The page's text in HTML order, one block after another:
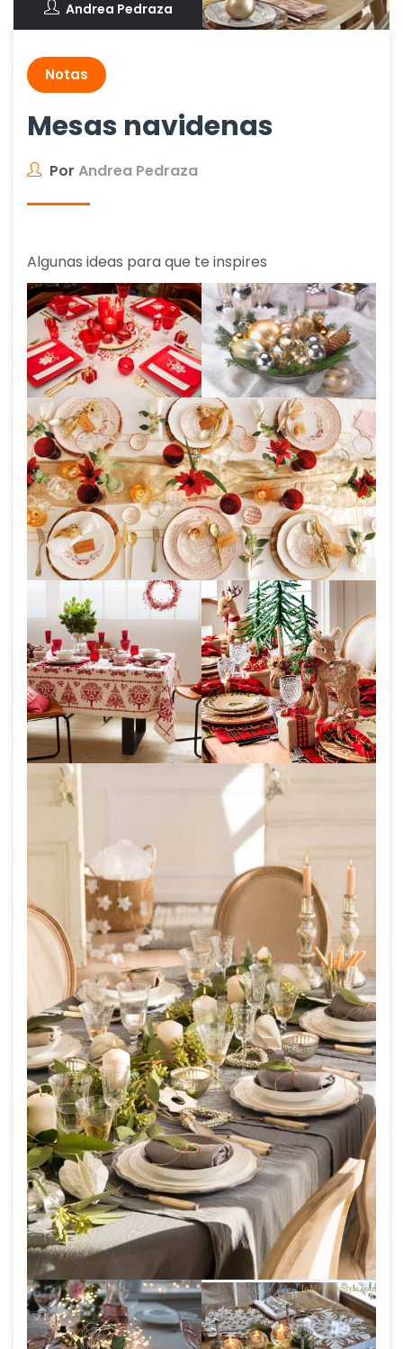
Andrea Pedraza
Notas
Mesas navidenas
Por Andrea Pedraza
Algunas ideas para que te inspires